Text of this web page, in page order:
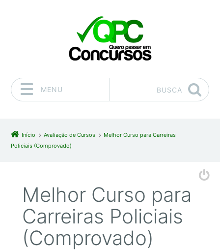
MENU BUSCA
Início Avaliação de Cursos
Melhor Curso para Carreiras
Policiais (Comprovado)
Melhor Curso para
Carreiras Policiais
(Comprovado)